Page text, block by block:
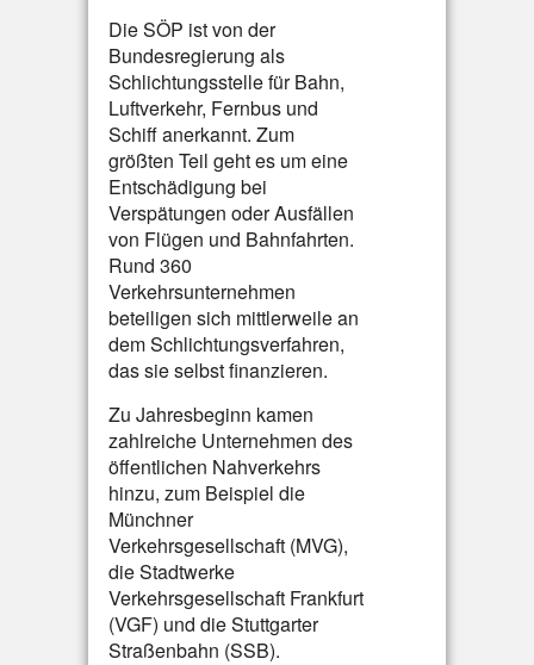
Die SÖP ist von der
Bundesregierung als
Schlichtungsstelle für Bahn,
Luftverkehr, Fernbus und
Schiff anerkannt. Zum
größten Teil geht es um eine
Entschädigung bei
Verspätungen oder Ausfällen
von Flügen und Bahnfahrten.
Rund 360
Verkehrsunternehmen
beteiligen sich mittlerweile an
dem Schlichtungsverfahren,
das sie selbst finanzieren.
Zu Jahresbeginn kamen
zahlreiche Unternehmen des
öffentlichen Nahverkehrs
hinzu, zum Beispiel die
Münchner
Verkehrsgesellschaft (MVG),
die Stadtwerke
Verkehrsgesellschaft Frankfurt
(VGF) und die Stuttgarter
Straßenbahn (SSB).